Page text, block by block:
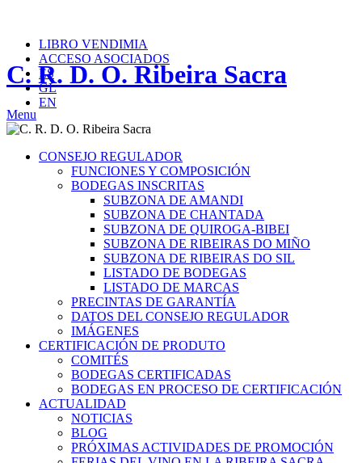
LIBRO VENDIMIA
ACCESO ASOCIADOS
ES
GL
EN
C. R. D. O. Ribeira Sacra
Menu
CONSEJO REGULADOR
FUNCIONES Y COMPOSICIÓN
BODEGAS INSCRITAS
SUBZONA DE AMANDI
SUBZONA DE CHANTADA
SUBZONA DE QUIROGA-BIBEI
SUBZONA DE RIBEIRAS DO MIÑO
SUBZONA DE RIBEIRAS DO SIL
LISTADO DE BODEGAS
LISTADO DE MARCAS
PRECINTAS DE GARANTÍA
DATOS DEL CONSEJO REGULADOR
IMÁGENES
CERTIFICACIÓN DE PRODUTO
COMITÉS
BODEGAS CERTIFICADAS
BODEGAS EN PROCESO DE CERTIFICACIÓN
ACTUALIDAD
NOTICIAS
BLOG
PRÓXIMAS ACTIVIDADES DE PROMOCIÓN